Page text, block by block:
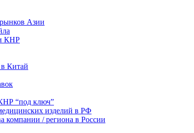
Азии
КНР
Китай
“под ключ”
изделий в РФ
компании / региона в России